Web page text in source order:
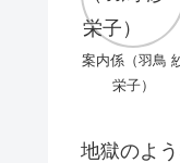
案内係（羽鳥
栄子）
地獄のよ